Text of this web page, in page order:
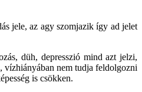
jele, az agy szomjazik így ad jelet
düh, depresszió mind azt jelzi,
vízhiányában nem tudja feldolgozni
is csökken.